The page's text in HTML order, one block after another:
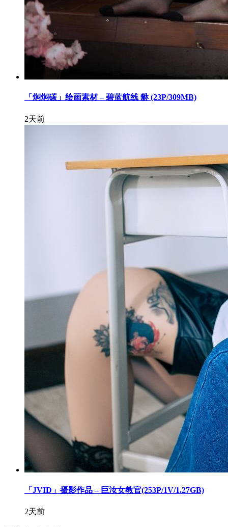
「焖焖碳」绘画素材 – 碧蓝航线 貅 (23P/309MB)
2天前
「JVID」摄影作品 – 巨汝女教官(253P/1V/1.27GB)
2天前